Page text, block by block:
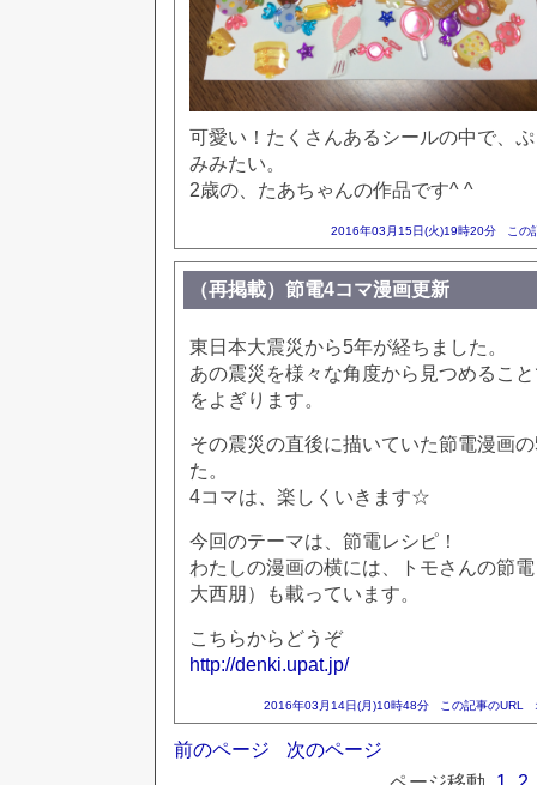
可愛い！たくさんあるシールの中で、
みみたい。
2歳の、たあちゃんの作品です^ ^
2016年03月15日(火)19時20分 この
（再掲載）節電4コマ漫画更新
東日本大震災から5年が経ちました。
あの震災を様々な角度から見つめるこ
をよぎります。
その震災の直後に描いていた節電漫画
た。
4コマは、楽しくいきます☆
今回のテーマは、節電レシピ！
わたしの漫画の横には、トモさんの節
大西朋）も載っています。
こちらからどうぞ
http://denki.upat.jp/
2016年03月14日(月)10時48分 この記事のURL
前のページ
次のページ